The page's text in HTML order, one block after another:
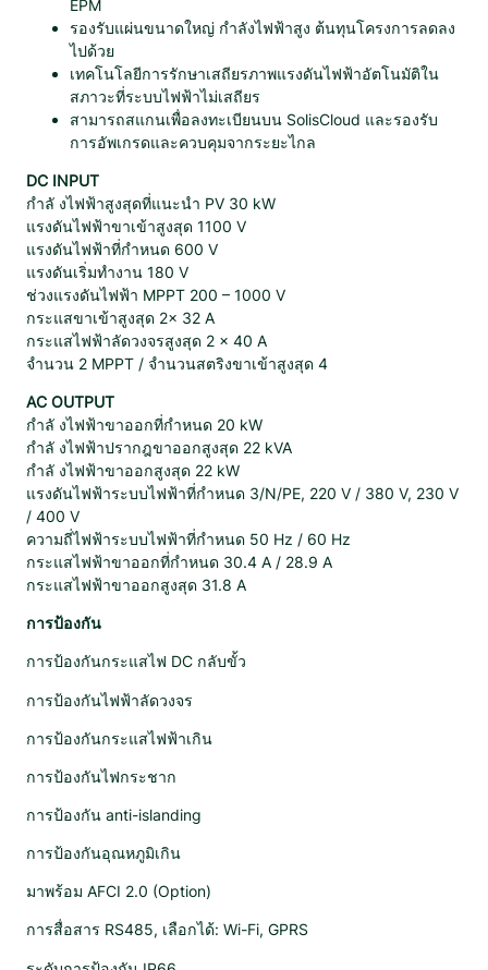
2
0
EPM
รองรับแผ่นขนาดใหญ่ กำลังไฟฟ้าสูง ต้นทุนโครงการลดลง
ไปด้วย
เทคโนโลยีการรักษาเสถียรภาพแรงดันไฟฟ้าอัตโนมัติใน
สภาวะที่ระบบไฟฟ้าไม่เสถียร
สามารถสแกนเพื่อลงทะเบียนบน SolisCloud และรองรับ
การอัพเกรดและควบคุมจากระยะไกล
DC INPUT
กำลั งไฟฟ้าสูงสุดที่แนะนำ PV 30 kW
แรงดันไฟฟ้าขาเข้าสูงสุด 1100 V
แรงดันไฟฟ้าที่กำหนด 600 V
แรงดันเริ่มทำงาน 180 V
ช่วงแรงดันไฟฟ้า MPPT 200 – 1000 V
กระแสขาเข้าสูงสุด 2× 32 A
กระแสไฟฟ้าลัดวงจรสูงสุด 2 × 40 A
จำนวน 2 MPPT / จำนวนสตริงขาเข้าสูงสุด 4
AC OUTPUT
กำลั งไฟฟ้าขาออกที่กำหนด 20 kW
กำลั งไฟฟ้าปรากฎขาออกสูงสุด 22 kVA
กำลั งไฟฟ้าขาออกสูงสุด 22 kW
แรงดันไฟฟ้าระบบไฟฟ้าที่กำหนด 3/N/PE, 220 V / 380 V, 230 V
/ 400 V
ความถี่ไฟฟ้าระบบไฟฟ้าที่กำหนด 50 Hz / 60 Hz
กระแสไฟฟ้าขาออกที่กำหนด 30.4 A / 28.9 A
กระแสไฟฟ้าขาออกสูงสุด 31.8 A
การป้องกัน
การป้องกันกระแสไฟ DC กลับขั้ว
การป้องกันไฟฟ้าลัดวงจร
การป้องกันกระแสไฟฟ้าเกิน
การป้องกันไฟกระชาก
การป้องกัน anti-islanding
การป้องกันอุณหภูมิเกิน
มาพร้อม AFCI 2.0 (Option)
การสื่อสาร RS485, เลือกได้: Wi-Fi, GPRS